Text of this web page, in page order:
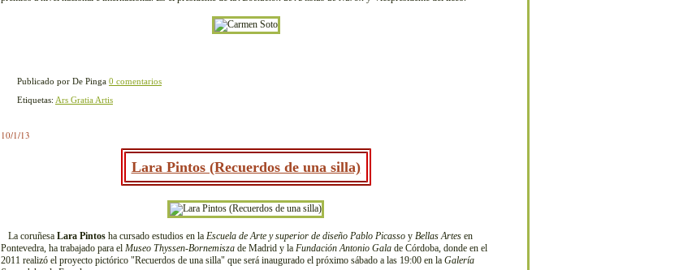
Publicado por De Pinga 0 comentarios
Etiquetas: Ars Gratia Artis
10/1/13
Lara Pintos (Recuerdos de una silla)
La coruñesa Lara Pintos ha cursado estudios en la Escuela de Arte y superior de diseño Pablo Picasso y Bellas Artes en
Pontevedra, ha trabajado para el Museo Thyssen-Bornemisza de Madrid y la Fundación Antonio Gala de Córdoba, donde en el
2011 realizó el proyecto pictórico "Recuerdos de una silla" que será inaugurado el próximo sábado a las 19:00 en la Galería